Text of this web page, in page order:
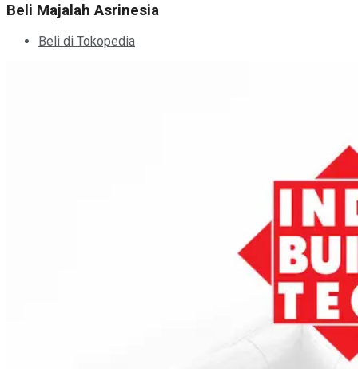
Beli Majalah Asrinesia
Beli di Tokopedia